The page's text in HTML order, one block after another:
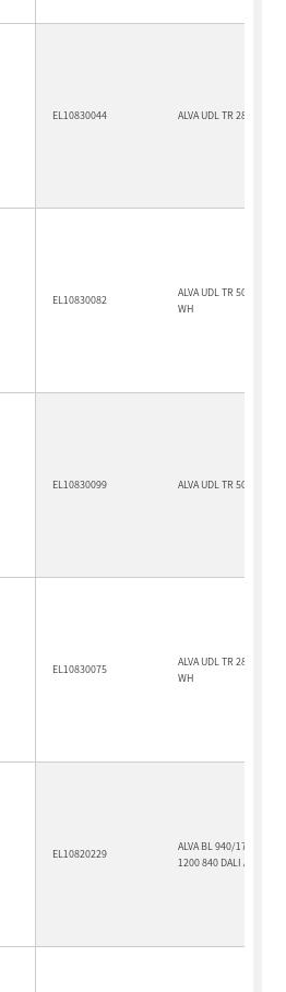
EL10830044 ALVA UDL TR 28° 900
EL10830082
ALVA UDL TR 50° 900
WH
EL10830099 ALVA UDL TR 50° 900
EL10830075
ALVA UDL TR 28° 1100
WH
EL10820229
ALVA BL 940/170 TR
1200 840 DALI AN